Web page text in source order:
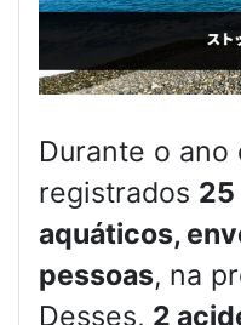
Durante o ano
registrados 25
aquáticos,
pessoas, na
Desses, 2